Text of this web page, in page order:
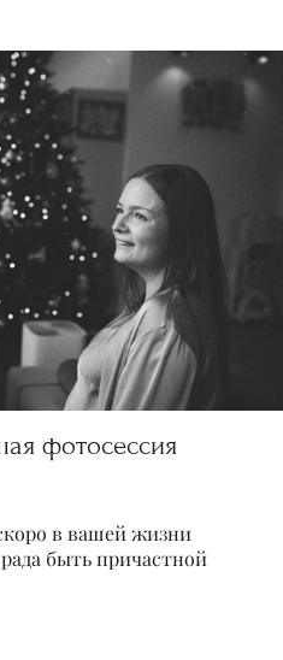
фотосессия
в вашей жизни
быть причастной